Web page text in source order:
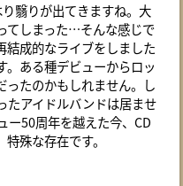
翳りが出てきますね。大
てしまった…そんな感じで
結成的なライブをしました
。ある種デビューからロッ
ったのかもしれません。し
たアイドルバンドは居ませ
ー50周年を越えた今、CD
殊な存在です。